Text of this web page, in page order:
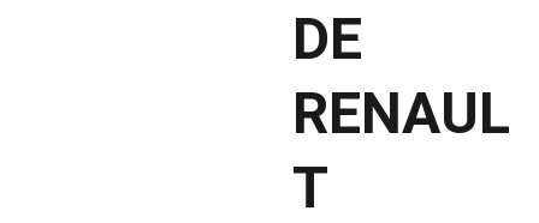
DE
RENAUL
T